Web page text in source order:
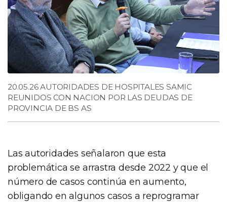
20.05.26 AUTORIDADES DE HOSPITALES SAMIC
REUNIDOS CON NACION POR LAS DEUDAS DE
PROVINCIA DE BS AS
Las autoridades señalaron que esta
problemática se arrastra desde 2022 y que el
número de casos continúa en aumento,
obligando en algunos casos a reprogramar